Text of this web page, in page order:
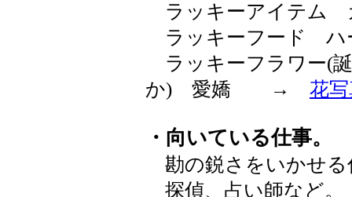
ラッキーアイテム
ラッキーフード ハ
ラッキーフラワー(
か) 愛嬌 → 花
・向いている仕事。
勘の鋭さをいかせる
探偵、占い師など。